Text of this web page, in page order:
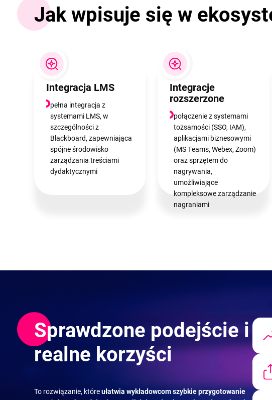
Jak wpisuje się w
Integracja LMS
pełna integracja z
systemami LMS, w
szczególności z
Blackboard, zapewniająca
spójne środowisko
zarządzania treściami
dydaktycznymi
Integracje
rozszerzone
połączenie z systemami
tożsamości (SSO, IAM),
aplikacjami biznesowymi
(MS Teams, Webex, Zoom)
oraz sprzętem do
nagrywania,
umożliwiające
kompleksowe zarządzanie
nagraniami
Sprawdzone podejście i
realne korzyści
To rozwiązanie, któreułatwia wykładowcom szybkie przygotowanie